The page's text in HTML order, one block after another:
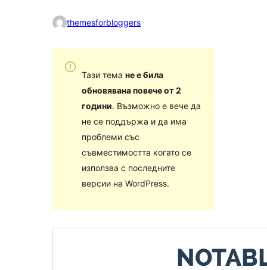
themesforbloggers
Тази тема не е била
обновявана повече от 2
години. Възможно е вече да
не се поддържа и да има
проблеми със
съвместимостта когато се
използва с последните
версии на WordPress.